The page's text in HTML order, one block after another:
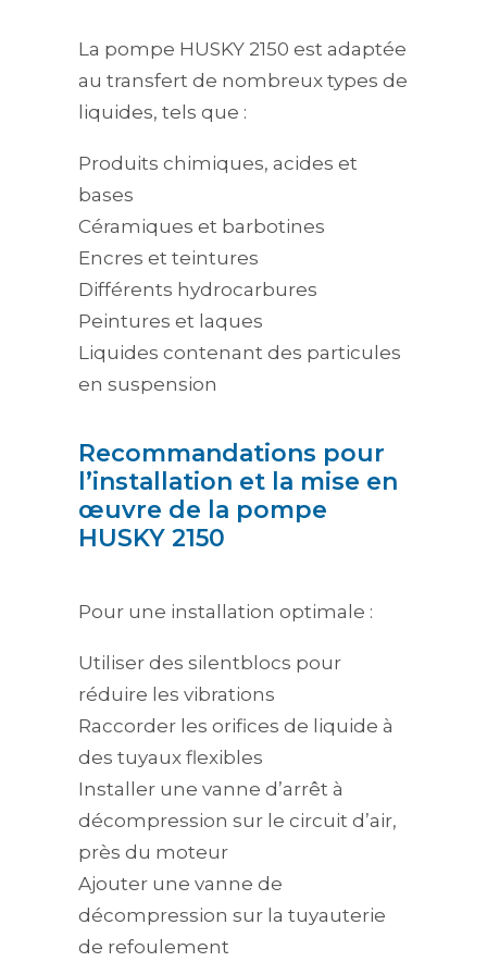
La pompe HUSKY 2150 est adaptée
au transfert de nombreux types de
liquides, tels que :
Produits chimiques, acides et
bases
Céramiques et barbotines
Encres et teintures
Différents hydrocarbures
Peintures et laques
Liquides contenant des particules
en suspension
Recommandations pour
l’installation et la mise en
œuvre de la pompe
HUSKY 2150
Pour une installation optimale :
Utiliser des silentblocs pour
réduire les vibrations
Raccorder les orifices de liquide à
des tuyaux flexibles
Installer une vanne d’arrêt à
décompression sur le circuit d’air,
près du moteur
Ajouter une vanne de
décompression sur la tuyauterie
de refoulement